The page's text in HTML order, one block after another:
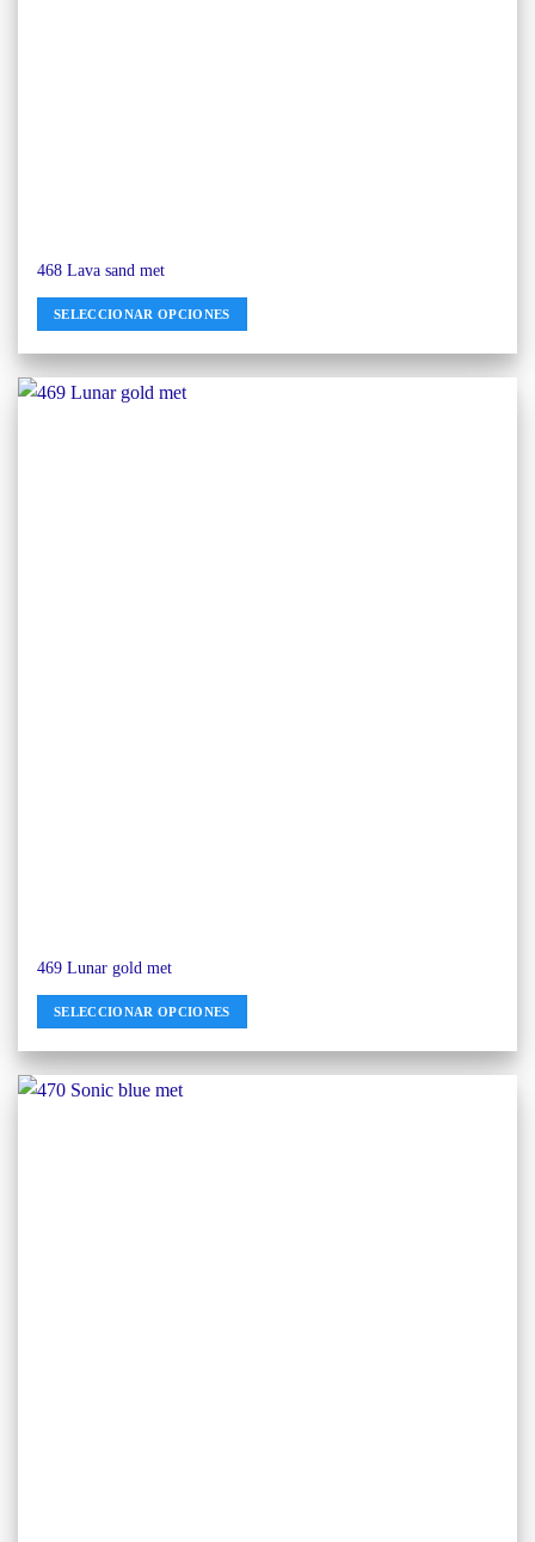
468 Lava sand met
SELECCIONAR OPCIONES
469 Lunar gold met
SELECCIONAR OPCIONES